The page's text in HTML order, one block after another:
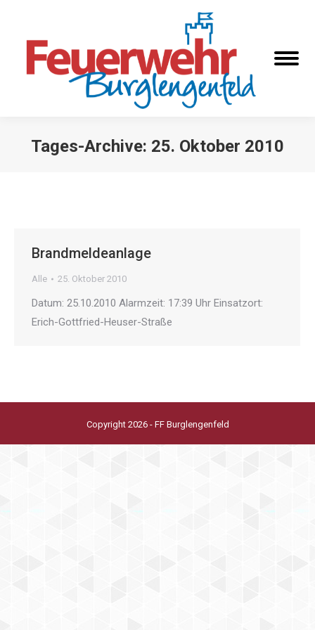
Tages-Archive: 25. Oktober 2010
Brandmeldeanlage
Alle 25. Oktober 2010
Datum: 25.10.2010 Alarmzeit: 17:39 Uhr Einsatzort:
Erich-Gottfried-Heuser-Straße
Copyright 2026 - FF Burglengenfeld